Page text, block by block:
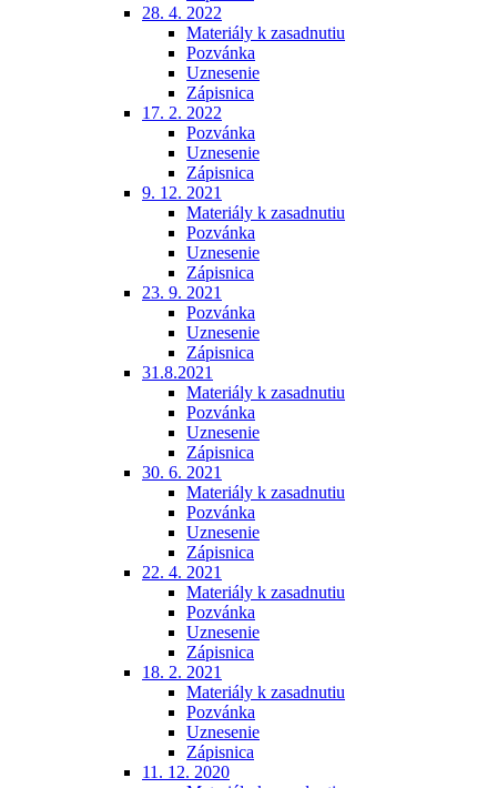
28. 4. 2022
Materiály k zasadnutiu
Pozvánka
Uznesenie
Zápisnica
17. 2. 2022
Pozvánka
Uznesenie
Zápisnica
9. 12. 2021
Materiály k zasadnutiu
Pozvánka
Uznesenie
Zápisnica
23. 9. 2021
Pozvánka
Uznesenie
Zápisnica
31.8.2021
Materiály k zasadnutiu
Pozvánka
Uznesenie
Zápisnica
30. 6. 2021
Materiály k zasadnutiu
Pozvánka
Uznesenie
Zápisnica
22. 4. 2021
Materiály k zasadnutiu
Pozvánka
Uznesenie
Zápisnica
18. 2. 2021
Materiály k zasadnutiu
Pozvánka
Uznesenie
Zápisnica
11. 12. 2020